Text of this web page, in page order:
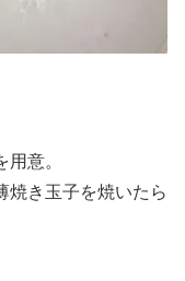
意。
焼き玉子を焼いたら